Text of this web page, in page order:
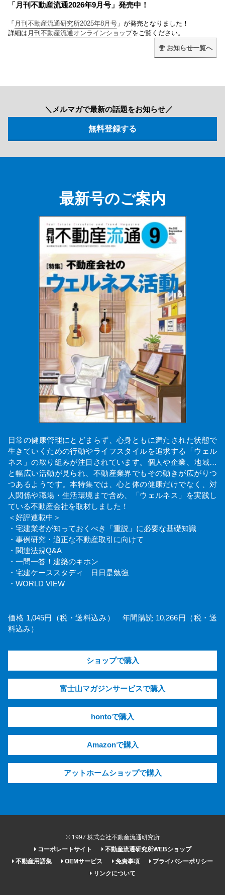
「月刊不動産流通2026年9月号」発売中！
「 月刊不動産流通研究所2025年8月号 」が発売となりました！
詳細は 月刊不動産流通オンラインショップをご覧ください。
お知らせ一覧へ
＼メルマガで最新の話題をお知らせ／
最新号のご案内
日常の健康管理にとどまらず、心身ともに満たされた状態で
生きていくための行動やライフスタイルを追求する「ウェル
ネス」の取り組みが注目されています。個人や企業、地域…
と幅広い活動が見られ、不動産業界でもその動きが広がりつ
つあるようです。本特集では、心と体の健康だけでなく、対
人関係や職場・生活環境まで含め、「ウェルネス」を実践し
ている不動産会社を取材しました！
＜好評連載中＞
・宅建業者が知っておくべき「重説」に必要な基礎知識
・事例研究・適正な不動産取引に向けて
・関連法規Q&A
・一問一答！建築のキホン
・宅建ケーススタディ 日日是勉強
・WORLD VIEW
価格 1,045円（税・送料込み） 年間購読 10,266円（税・送
料込み）
ショップで購入
富士山マガジンサービスで購入
hontoで購入
Amazonで購入
アットホームショップで購入
© 1997 株式会社不動産流通研究所
コーポレートサイト
不動産流通研究所WEBショップ
不動産用語集
OEMサービス 免責事項
プライバシーポリシー
リンクについて